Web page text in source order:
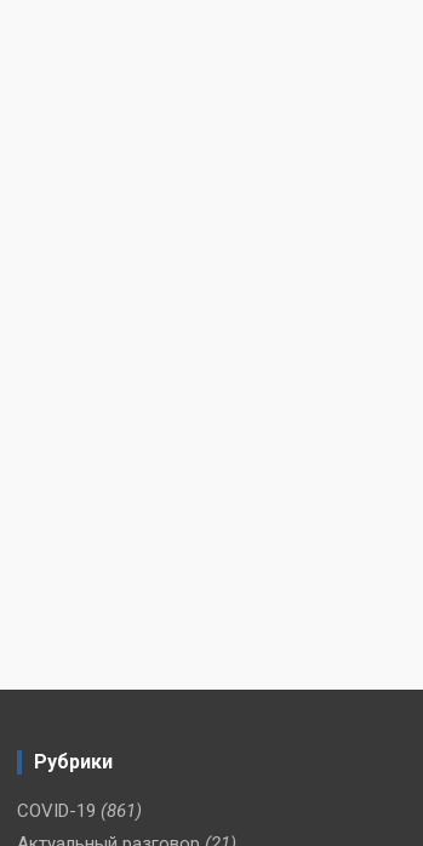
Рубрики
COVID-19 (861)